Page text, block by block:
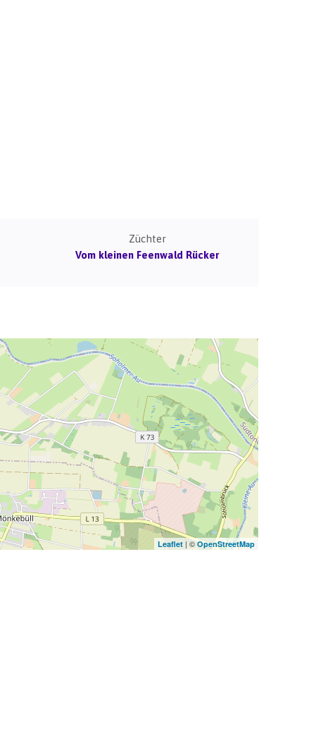
Züchter
Vom kleinen Feenwald Rücker
Leaflet | ©OpenStreetMap